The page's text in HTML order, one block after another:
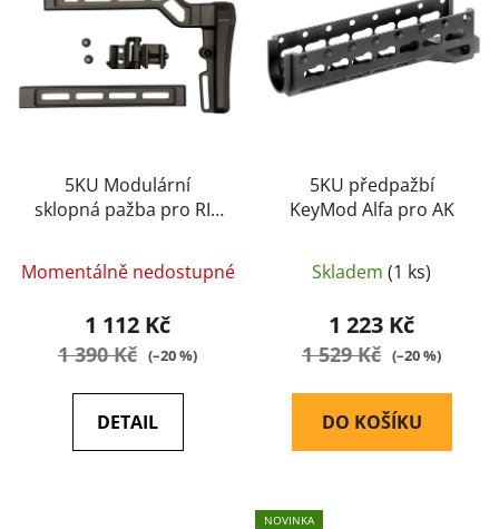
o
d
r
ů
5KU Modulární
sklopná pažba pro RIS
Momentálně nedostupné
1 112 Kč
1 390 Kč (–20 %)
DETAIL
5KU předpažbí
KeyMod Alfa pro AK
Skladem (1 ks)
1 223 Kč
1 529 Kč (–20 %)
DO KOŠÍKU
NOVINKA